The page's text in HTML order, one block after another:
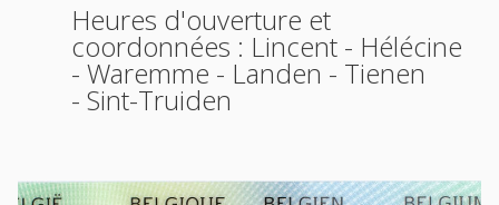
Heures d'ouverture et
coordonnées : Lincent - Hélécine
- Waremme - Landen - Tienen
- Sint-Truiden